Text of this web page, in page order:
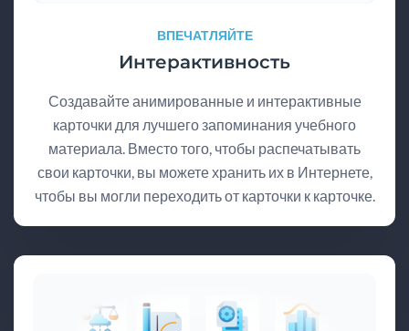
ВПЕЧАТЛЯЙТЕ
Интерактивность
Создавайте анимированные и интерактивные
карточки для лучшего запоминания учебного
материала. Вместо того, чтобы распечатывать
свои карточки, вы можете хранить их в Интернете,
чтобы вы могли переходить от карточки к карточке.